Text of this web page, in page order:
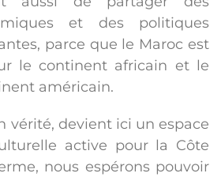
et des politiques
parce que le Maroc est
le continent africain et le
américain.
vérité, devient ici un espace
active pour la Côte
nous espérons pouvoir